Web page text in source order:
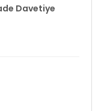
Davetiye